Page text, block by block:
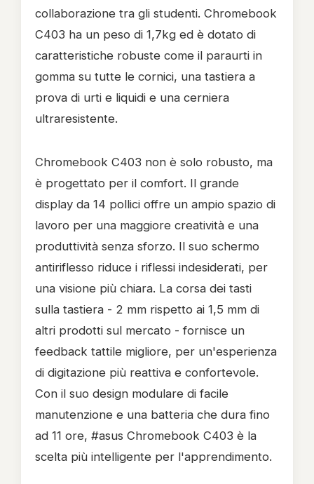
collaborazione tra gli studenti. Chromebook
C403 ha un peso di 1,7kg ed è dotato di
caratteristiche robuste come il paraurti in
gomma su tutte le cornici, una tastiera a
prova di urti e liquidi e una cerniera
ultraresistente.
Chromebook C403 non è solo robusto, ma
è progettato per il comfort. Il grande
display da 14 pollici offre un ampio spazio di
lavoro per una maggiore creatività e una
produttività senza sforzo. Il suo schermo
antiriflesso riduce i riflessi indesiderati, per
una visione più chiara. La corsa dei tasti
sulla tastiera - 2 mm rispetto ai 1,5 mm di
altri prodotti sul mercato - fornisce un
feedback tattile migliore, per un'esperienza
di digitazione più reattiva e confortevole.
Con il suo design modulare di facile
manutenzione e una batteria che dura fino
ad 11 ore, #asus Chromebook C403 è la
scelta più intelligente per l'apprendimento.